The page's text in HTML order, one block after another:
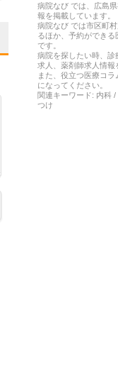
病院なび では、 広島県
報を掲載しています。
病院なび では市区町
るほか、予約ができ
です。
病院を探したい時、診
求人、薬剤師求人情報
また、役立つ医療コ
になってください。
関連キーワード: 内科 /
つけ